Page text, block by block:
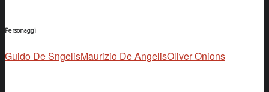
Personaggi
Guido De SngelisMaurizio De AngelisOliver Onions